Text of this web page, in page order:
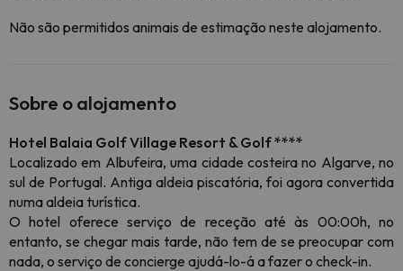
Não são permitidos animais de estimação neste alojamento.
Sobre o alojamento
Hotel Balaia Golf Village Resort & Golf ****
Localizado em Albufeira, uma cidade costeira no Algarve, no
sul de Portugal. Antiga aldeia piscatória, foi agora convertida
numa aldeia turística.
O hotel oferece serviço de receção até às 00:00h, no
entanto, se chegar mais tarde, não tem de se preocupar com
nada, o serviço de concierge ajudá-lo-á a fazer o check-in.